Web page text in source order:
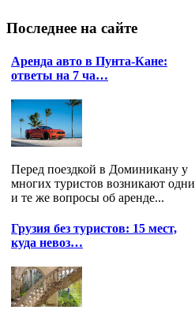
Последнее на сайте
Аренда авто в Пунта-Кане:
ответы на 7 ча…
Перед поездкой в Доминикану у
многих туристов возникают одни
и те же вопросы об аренде...
Грузия без туристов: 15 мест,
куда невоз…